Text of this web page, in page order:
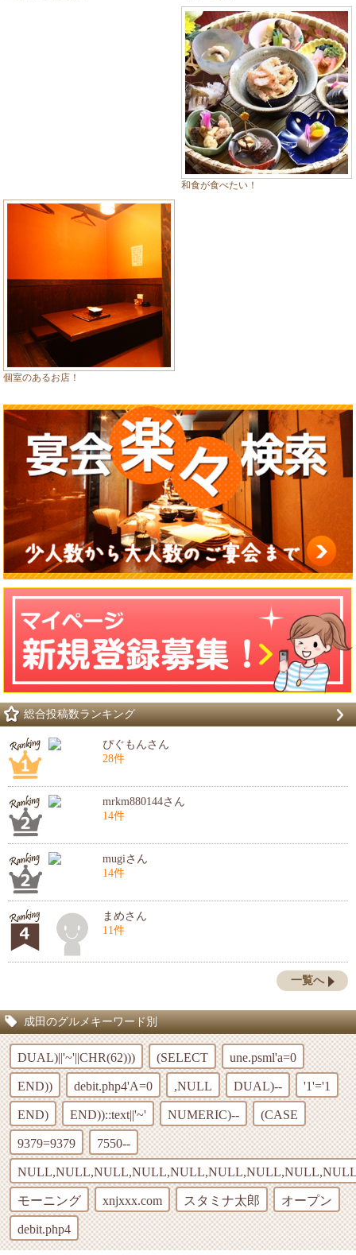
和食が食べたい！
個室のあるお店！
総合投稿数ランキング
ぴぐもんさん
28件
mrkm880144さん
14件
mugiさん
14件
まめさん
11件
一覧へ
成田のグルメキーワード別
DUAL)||'~'||CHR(62))) (SELECT une.psml'a=0
END)) debit.php4'A=0 ,NULL DUAL)-- '1'='1
END) END))::text||'~' NUMERIC)-- (CASE
9379=9379 7550--
モーニング xnjxxx.com スタミナ太郎 オープン
debit.php4